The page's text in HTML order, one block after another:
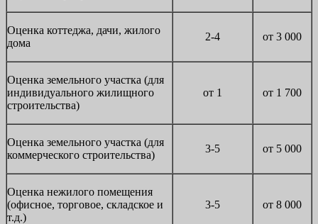
Оценка коттеджа, дачи, жилого
дома
2-4 от 3 000
Оценка земельного участка (для
индивидуального жилищного
строительства)
от 1 от 1 700
Оценка земельного участка (для
коммерческого строительства)
3-5 от 5 000
Оценка нежилого помещения
(офисное, торговое, складское и
т.д.)
3-5 от 8 000